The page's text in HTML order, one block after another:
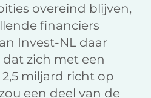
overeind blijven,
financiers
Invest-NL daar
zich met een
miljard richt op
een deel van de